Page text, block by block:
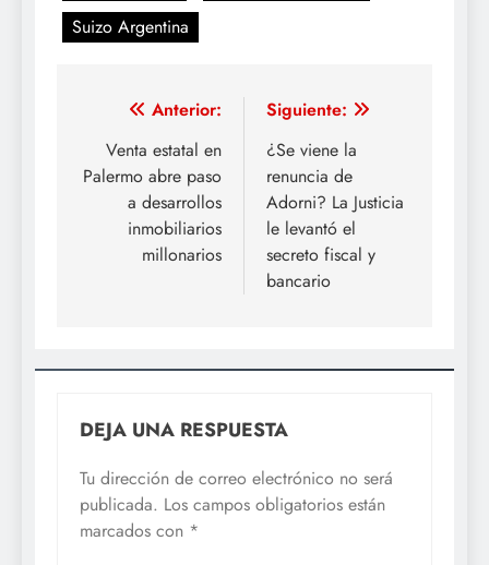
Suizo Argentina
Navegación
de
entradas
Anterior:
Venta estatal en
Palermo abre paso
a desarrollos
inmobiliarios
millonarios
Siguiente:
¿Se viene la
renuncia de
Adorni? La Justicia
le levantó el
secreto fiscal y
bancario
DEJA UNA RESPUESTA
Tu dirección de correo electrónico no será
publicada. Los campos obligatorios están
marcados con *